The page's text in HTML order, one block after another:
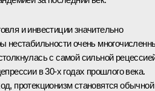
и инвестиции значительно
нестабильности очень
с самой сильной
в 30-х годах прошлого века.
протекционизм становятся обычной